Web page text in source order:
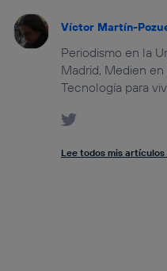
Víctor Martín-
Periodismo en la
Madrid, Medien
Tecnología para
Lee todos mis artículos